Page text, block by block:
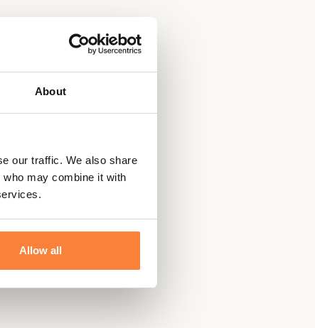
About
our traffic. We also share
may combine it with
Allow all